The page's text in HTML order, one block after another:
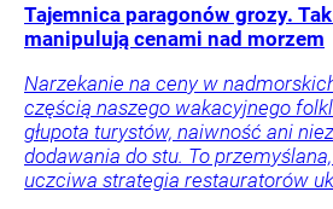
Tajemnica paragonów grozy.
manipulują cenami nad morzem
Narzekanie na ceny w
częścią naszego wakacyjnego
głupota turystów, naiwność ani
dodawania do stu. To
uczciwa strategia restauratorów